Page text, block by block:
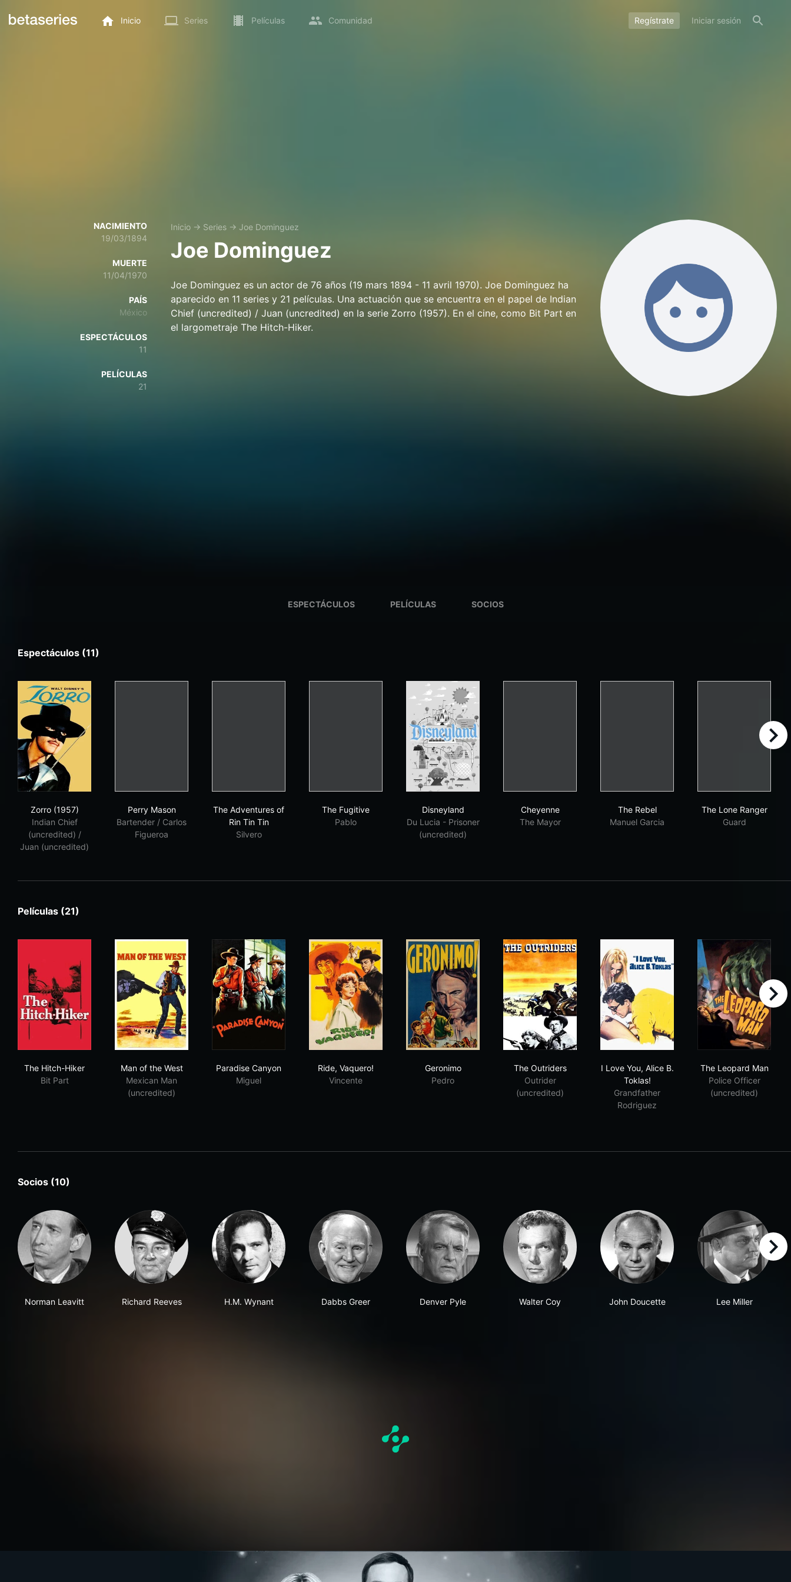
Inicio Series Películas Comunidad Regístrate Iniciar sesión
NACIMIENTO
19/03/1894
MUERTE
11/04/1970
PAÍS
México
ESPECTÁCULOS
11
PELÍCULAS
21
Inicio → Series → Joe Dominguez
Joe Dominguez
Joe Dominguez es un actor de 76 años (19 mars 1894 - 11 avril 1970). Joe Dominguez ha
aparecido en 11 series y 21 películas. Una actuación que se encuentra en el papel de Indian
Chief (uncredited) / Juan (uncredited) en la serie Zorro (1957). En el cine, como Bit Part en
el largometraje The Hitch-Hiker.
ESPECTÁCULOS PELÍCULAS SOCIOS
Espectáculos (11)
Zorro (1957)
Indian Chief
(uncredited) /
Juan (uncredited)
Perry Mason
Bartender / Carlos
Figueroa
The Adventures of
Rin Tin Tin
Silvero
The Fugitive
Pablo
Disneyland
Du Lucia - Prisoner
(uncredited)
Cheyenne
The Mayor
The Rebel
Manuel Garcia
The Lone Ranger
Guard
right
Películas (21)
The Hitch-Hiker
Bit Part
Man of the West
Mexican Man
(uncredited)
Paradise Canyon
Miguel
Ride, Vaquero!
Vincente
Geronimo
Pedro
The Outriders
Outrider
(uncredited)
I Love You, Alice B.
Toklas!
Grandfather
Rodriguez
The Leopard Man
Police Officer
(uncredited)
right
Socios (10)
Norman Leavitt Richard Reeves H.M. Wynant Dabbs Greer Denver Pyle Walter Coy John Doucette Lee Miller
right